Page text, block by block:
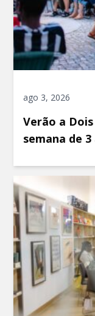
ago 3, 2026
Verão a
semana de